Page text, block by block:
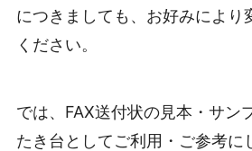
につきましても、お好みにより
ください。
では、FAX送付状の見本・サン
たき台としてご利用・ご参考に